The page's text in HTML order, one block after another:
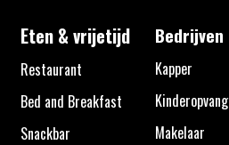
Eten & vrijetijd
Restaurant
Bed and Breakfast
Snackbar
Bedrijven
Kapper
Kinderopvang
Makelaar